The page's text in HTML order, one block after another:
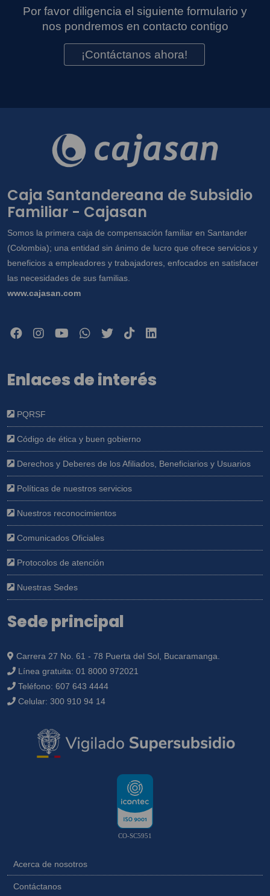
Por favor diligencia el siguiente formulario y
nos pondremos en contacto contigo
¡Contáctanos ahora!
Caja Santandereana de Subsidio
Familiar - Cajasan
Somos la primera caja de compensación familiar en Santander
(Colombia); una entidad sin ánimo de lucro que ofrece servicios y
beneficios a empleadores y trabajadores, enfocados en satisfacer
las necesidades de sus familias.
www.cajasan.com
Enlaces de interés
PQRSF
Código de ética y buen gobierno
Derechos y Deberes de los Afiliados, Beneficiarios y Usuarios
Políticas de nuestros servicios
Nuestros reconocimientos
Comunicados Oficiales
Protocolos de atención
Nuestras Sedes
Sede principal
Carrera 27 No. 61 - 78 Puerta del Sol, Bucaramanga.
Línea gratuita: 01 8000 972021
Teléfono: 607 643 4444
Celular: 300 910 94 14
CO-SC5951
Acerca de nosotros
Contáctanos